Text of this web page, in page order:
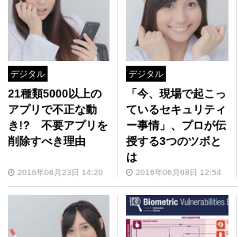
デジタル
21種類5000以上の
アプリで不正な動
き!? 不要アプリを
削除すべき理由
2016年06月23日 14:20
デジタル
「今、現場で起こっ
ているセキュリティ
ー事情」、プロが伝
授する3つのツボと
は
2016年06月08日 12:54